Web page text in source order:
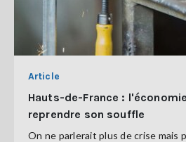
Article
Hauts-de-France :
reprendre son souffle
On ne parlerait plus de crise mais